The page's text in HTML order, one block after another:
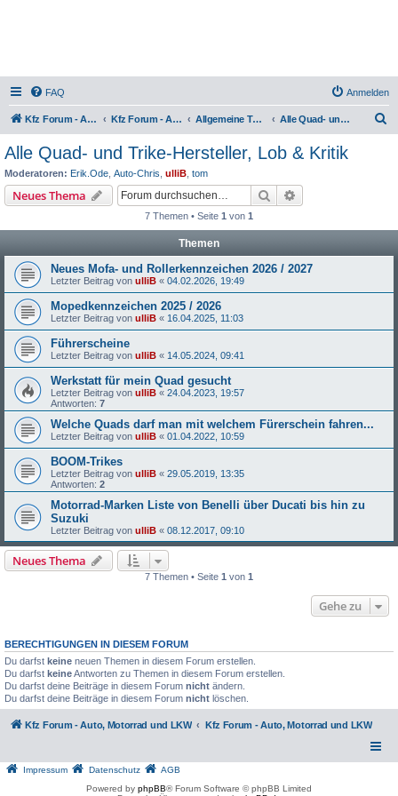
FAQ Anmelden
Kfz Forum - Auto, Motorrad und LKW Kfz Forum - Auto, Motorrad und LKW Allgemeine Themen rund um Motorräder, Trikes, Quads, ATVs, zweirädrige Kleinkrafträder, Mopedautos und Microcars Alle Quad- und Trike-Hersteller, Lob & Kritik
Alle Quad- und Trike-Hersteller, Lob & Kritik
Moderatoren: Erik.Ode Auto-Chris ulliB tom
Neues Thema Suche
7 Themen • Seite 1 von 1
Themen
Neues Mofa- und Rollerkennzeichen 2026 / 2027
Letzter Beitrag von ulliB « 04.02.2026, 19:49
Mopedkennzeichen 2025 / 2026
Letzter Beitrag von ulliB « 16.04.2025, 11:03
Führerscheine
Letzter Beitrag von ulliB « 14.05.2024, 09:41
Werkstatt für mein Quad gesucht
Letzter Beitrag von ulliB « 24.04.2023, 19:57
Antworten: 7
Welche Quads darf man mit welchem Fürerschein fahren...
Letzter Beitrag von ulliB « 01.04.2022, 10:59
BOOM-Trikes
Letzter Beitrag von ulliB « 29.05.2019, 13:35
Antworten: 2
Motorrad-Marken Liste von Benelli über Ducati bis hin zu
Suzuki
Letzter Beitrag von ulliB « 08.12.2017, 09:10
Neues Thema
7 Themen • Seite 1 von 1
Gehe zu
BERECHTIGUNGEN IN DIESEM FORUM
Du darfst keine neuen Themen in diesem Forum erstellen.
Du darfst keineAntworten zu Themen in diesem Forum erstellen.
Du darfst deine Beiträge in diesem Forum nicht ändern.
Du darfst deine Beiträge in diesem Forum nicht löschen.
Kfz Forum - Auto, Motorrad und LKW Kfz Forum - Auto, Motorrad und LKW
Impressum Datenschutz
AGB
Powered by phpBB® Forum Software © phpBB Limited